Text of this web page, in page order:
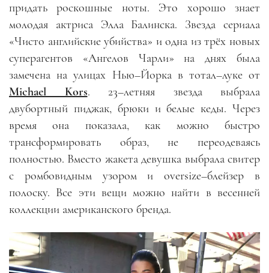
придать роскошные ноты. Это хорошо знает
молодая актриса Элла Балинска. Звезда сериала
«Чисто английские убийства» и одна из трёх новых
суперагентов «Ангелов Чарли» на днях была
замечена на улицах Нью–Йорка в тотал–луке от
Michael Kors. 23–летняя звезда выбрала
двубортный пиджак, брюки и белые кеды. Через
время она показала, как можно быстро
трансформировать образ, не переодеваясь
полностью. Вместо жакета девушка выбрала свитер
с ромбовидным узором и oversize–блейзер в
полоску. Все эти вещи можно найти в весенней
коллекции американского бренда.